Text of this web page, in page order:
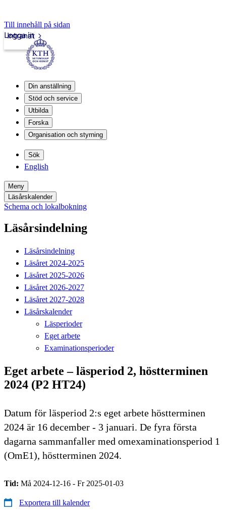
Till innehåll på sidan
Intranät
Logga in
Din anställning
Stöd och service
Utbilda
Forska
Organisation och styrning
Sök
English
Meny
Läsårskalender
Schema och lokalbokning
Läsårsindelning
Läsårsindelning
Läsåret 2024-2025
Läsåret 2025-2026
Läsåret 2026-2027
Läsåret 2027-2028
Läsårskalender
Läsperioder
Eget arbete
Examinationsperioder
Eget arbete – läsperiod 2, höstterminen
2024 (P2 HT24)
Datum för läsperiod 2:s eget arbete höstterminen
2024 är 16 december - 3 januari. De fyra första
dagarna sammanfaller med omexaminationsperiod 1
(OmE1), höstterminen 2024.
Tid: Må 2024-12-16 - Fr 2025-01-03
Exportera till kalender